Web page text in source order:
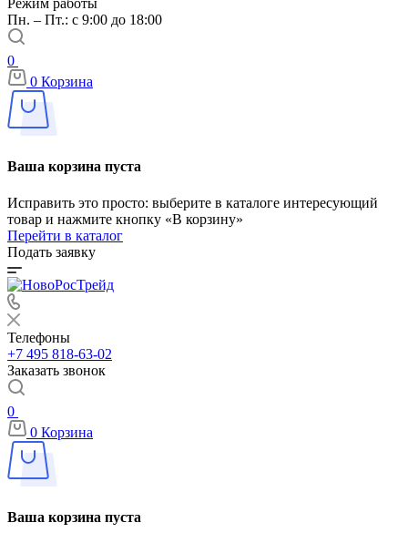
Режим работы
Пн. – Пт.: с 9:00 до 18:00
0
0 Корзина
Ваша корзина пуста
Исправить это просто: выберите в каталоге интересующий
товар и нажмите кнопку «В корзину»
Перейти в каталог
Подать заявку
Телефоны
+7 495 818-63-02
Заказать звонок
0
0 Корзина
Ваша корзина пуста